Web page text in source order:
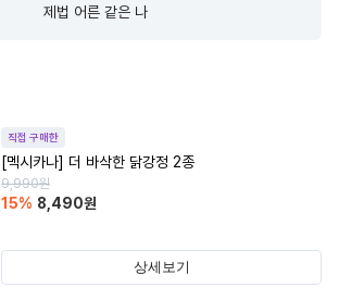
제법 어른 같은 나
직접 구매한
[멕시카나] 더 바삭한 닭강정 2종
9,990원
15% 8,490원
상세보기